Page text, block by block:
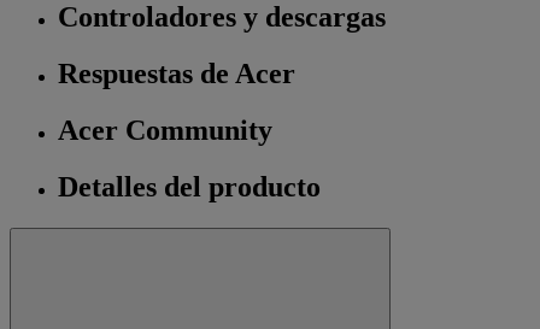
Controladores y descargas
Respuestas de Acer
Acer Community
Detalles del producto